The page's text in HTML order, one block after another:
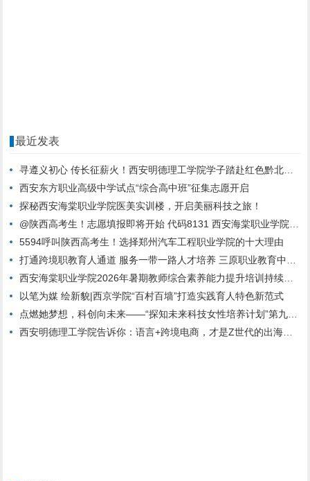
最近发表
寻遵义初心 传长征薪火！西安明德理工学院学子踏赴红色黔北，践行青春使命
西安东方职业高级中学试点“综合高中班”征集志愿开启
探秘西安海棠职业学院医美实训楼，开启美丽科技之旅！
@陕西高考生！志愿填报即将开始 代码8131 西安海棠职业学院期待与你相遇！
5594呼叫陕西高考生！选择郑州汽车工程职业学院的十大理由
打通跨境职教育人通道 服务一带一路人才培养 三原职业教育中心与哈萨克斯坦高校达成校际合作
西安海棠职业学院2026年暑期教师综合素养能力提升培训持续进行中
以笔为媒 绘新貌|西京学院“百村百墙”打造实践育人特色新范式
点燃她梦想，科创向未来——“探知未来科技女性培养计划”第九期正式启动
西安明德理工学院告诉你：语言+跨境电商，才是Z世代的出海新航道